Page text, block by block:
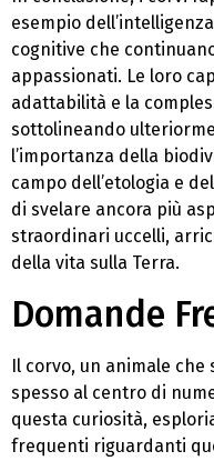
esempio
cognitive che
appassionati. Le loro
adattabilità e la
sottolineando
l’importanza della
campo dell’etologia e
di svelare ancora più
straordinari uccelli,
della vita sulla Terra.
Domande
Il corvo, un animale che
spesso al centro di
questa curiosità,
frequenti riguardanti